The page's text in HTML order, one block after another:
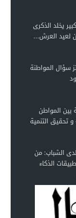
يخلد الذكرى
لعيد العرش...
سؤال المواطنة
بين المواطن
تحقيق التنمية
الشباب: من
الذكاء